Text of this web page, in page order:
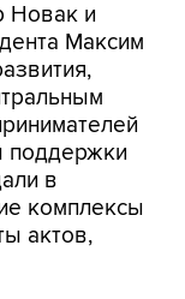
Новак и
Максим
поддержки
в
комплексы
актов,